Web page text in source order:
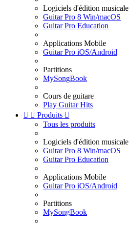
Logiciels d'édition musicale
Guitar Pro 8 Win/macOS
Guitar Pro Education
Applications Mobile
Guitar Pro iOS/Android
Partitions
MySongBook
Cours de guitare
Play Guitar Hits
  Produits 
Tous les produits
Logiciels d'édition musicale
Guitar Pro 8 Win/macOS
Guitar Pro Education
Applications Mobile
Guitar Pro iOS/Android
Partitions
MySongBook